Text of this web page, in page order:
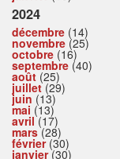
2024
décembre (14)
novembre (25)
octobre (16)
septembre (40)
août (25)
juillet(29)
juin (13)
mai (13)
avril(17)
mars(28)
février(30)
janvier(30)